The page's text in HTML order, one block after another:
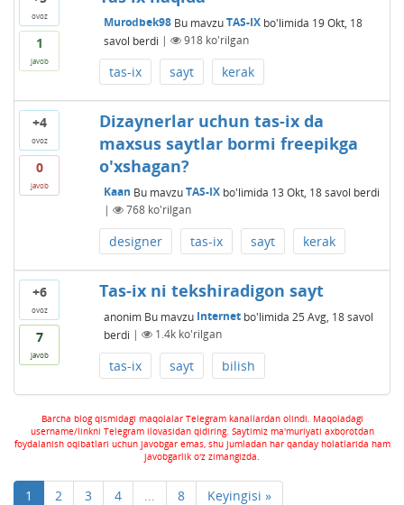
ovoz
1
javob
Murodbek98 Bu mavzuTAS-IXbo'limida 19 Okt, 18
savol berdi | 918ko'rilgan
tas-ix sayt kerak
+4
ovoz
0
javob
Dizaynerlar uchun tas-ix da
maxsus saytlar bormi freepikga
o'xshagan?
Kaan Bu mavzuTAS-IXbo'limida 13 Okt, 18 savol berdi
|
768ko'rilgan
designer tas-ix sayt kerak
+6
ovoz
7
javob
Tas-ix ni tekshiradigon sayt
anonim Bu mavzu Internetbo'limida 25 Avg, 18 savol
berdi | 1.4kko'rilgan
tas-ix sayt bilish
Barcha blog qismidagi maqolalar Telegram kanallardan olindi. Maqoladagi
username/linkni Telegram ilovasidan qidiring. Saytimiz ma'muriyati axborotdan
foydalanish oqibatlari uchun javobgar emas, shu jumladan har qanday holatlarida ham
javobgarlik o'z zimangizda.
1 2 3 4 8 Keyingisi »